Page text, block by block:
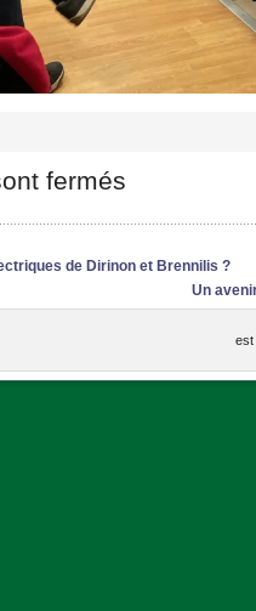
fermés
de Dirinon et Brennilis ?
Un